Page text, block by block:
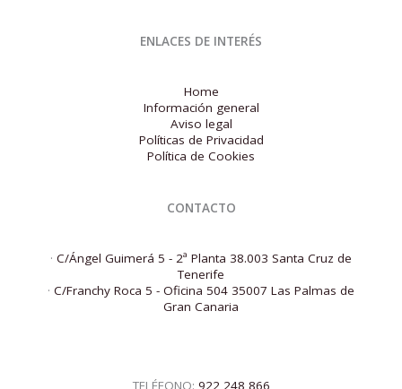
ENLACES DE INTERÉS
Home
Información general
Aviso legal
Políticas de Privacidad
Política de Cookies
CONTACTO
· C/Ángel Guimerá 5 - 2ª Planta 38.003 Santa Cruz de
Tenerife
· C/Franchy Roca 5 - Oficina 504 35007 Las Palmas de
Gran Canaria
TELÉFONO: 922 248 866